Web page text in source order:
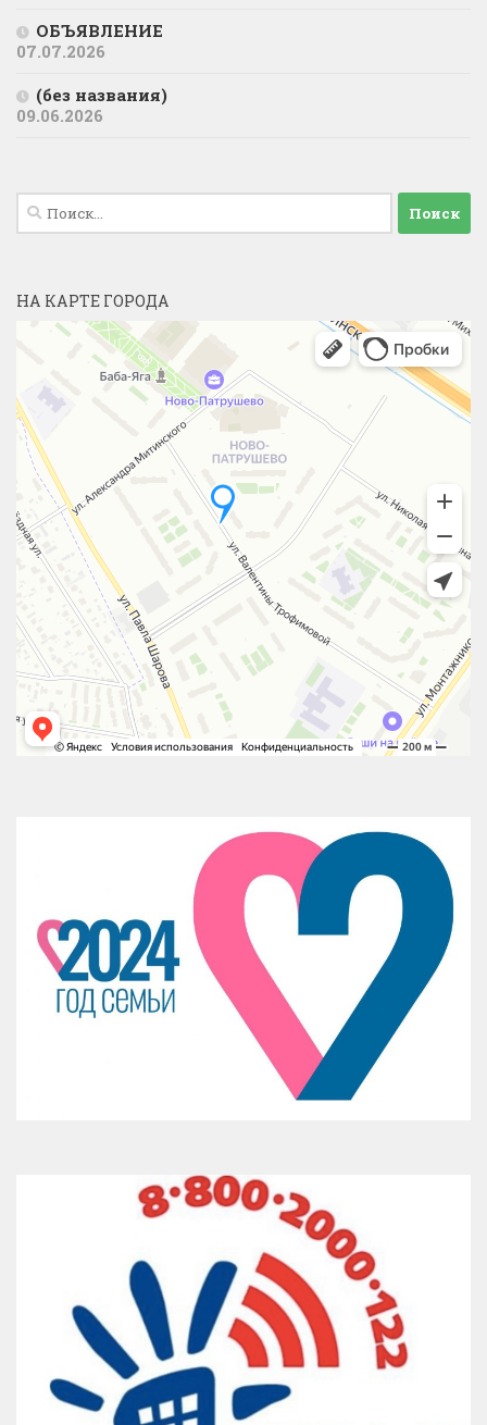
ОБЪЯВЛЕНИЕ
07.07.2026
(без названия)
09.06.2026
Найти:
НА КАРТЕ ГОРОДА